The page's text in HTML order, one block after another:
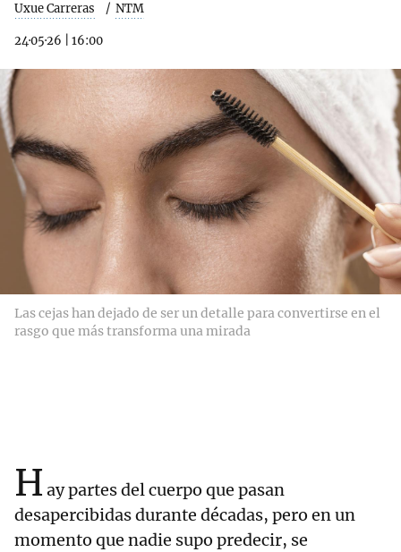
Uxue Carreras NTM
24·05·26 16:00
Las cejas han dejado de ser un detalle para convertirse en el
rasgo que más transforma una mirada
H ay partes del cuerpo que pasan
desapercibidas durante décadas, pero en un
momento que nadie supo predecir, se